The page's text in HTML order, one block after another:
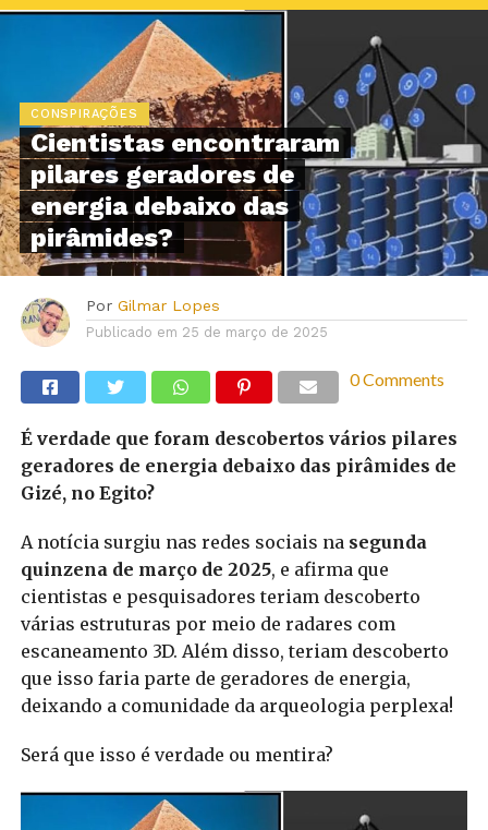
CONSPIRAÇÕES
Cientistas encontraram
pilares geradores de
energia debaixo das
pirâmides?
Por Gilmar Lopes
Publicado em 25 de março de 2025
0 Comments
É verdade que foram descobertos vários pilares
geradores de energia debaixo das pirâmides de
Gizé, no Egito?
A notícia surgiu nas redes sociais na segunda
quinzena de março de 2025, e afirma que
cientistas e pesquisadores teriam descoberto
várias estruturas por meio de radares com
escaneamento 3D. Além disso, teriam descoberto
que isso faria parte de geradores de energia,
deixando a comunidade da arqueologia perplexa!
Será que isso é verdade ou mentira?